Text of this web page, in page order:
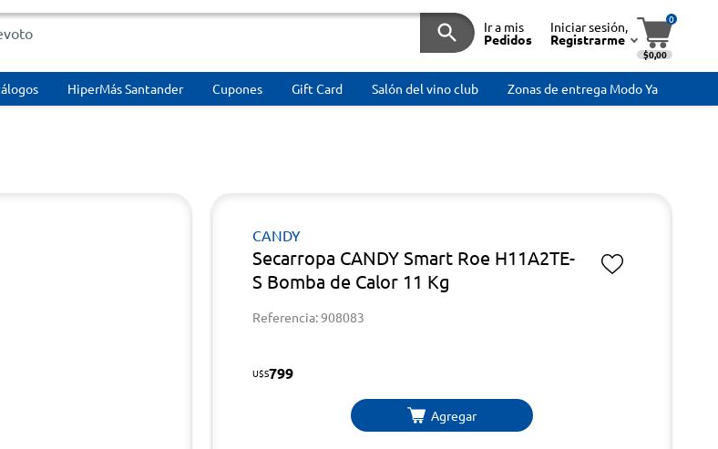
Ir a mis
Pedidos
Iniciar sesión,
Registrarme
0
$0,00
HiperMás Santander Cupones Gift Card Salón del vino club Zonas de entrega Modo Ya
CANDY
Secarropa CANDY Smart Roe H11A2TE-
S Bomba de Calor 11 Kg
Referencia: 908083
U$S799
Agregar